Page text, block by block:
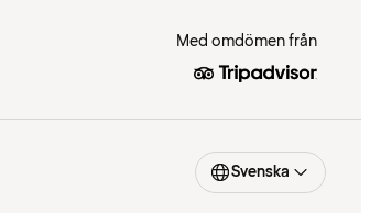
Med omdömen från
Svenska